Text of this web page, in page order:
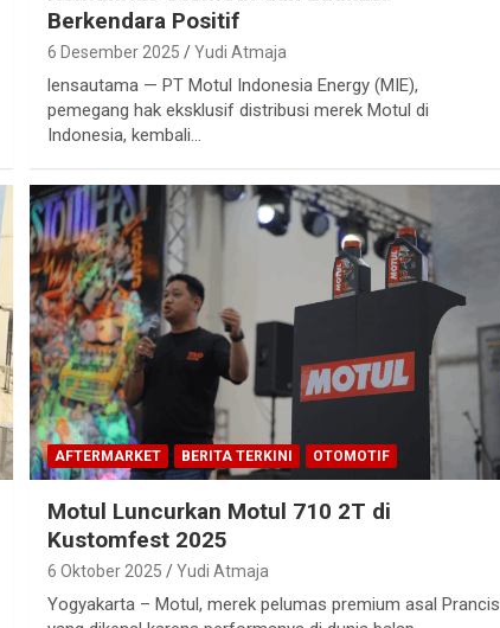
Berkendara Positif
6 Desember 2025 Yudi Atmaja
lensautama — PT Motul Indonesia Energy (MIE),
pemegang hak eksklusif distribusi merek Motul di
Indonesia, kembali…
AFTERMARKET BERITA TERKINI OTOMOTIF
Motul Luncurkan Motul 710 2T di
Kustomfest 2025
6 Oktober 2025 Yudi Atmaja
Yogyakarta – Motul, merek pelumas premium asal Prancis